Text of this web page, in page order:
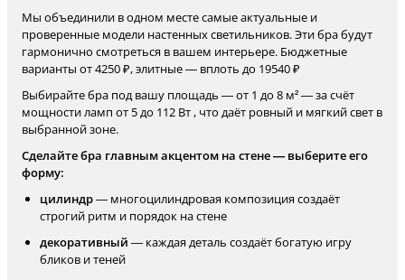
Мы объединили в одном месте самые актуальные и
проверенные модели настенных светильников. Эти бра будут
гармонично смотреться в вашем интерьере. Бюджетные
варианты от 4250 ₽, элитные — вплоть до 19540 ₽
Выбирайте бра под вашу площадь — от 1 до 8 м² — за счёт
мощности ламп от 5 до 112 Вт , что даёт ровный и мягкий свет в
выбранной зоне.
Сделайте бра главным акцентом на стене — выберите его
форму:
цилиндр— многоцилиндровая композиция создаёт
строгий ритм и порядок на стене
декоративный — каждая деталь создаёт богатую игру
бликов и теней